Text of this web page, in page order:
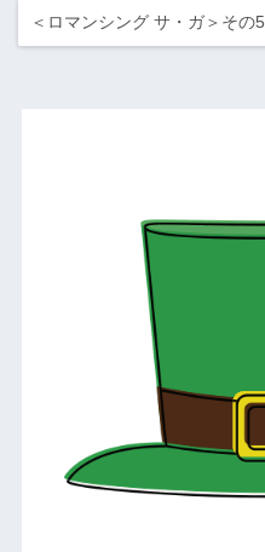
＜ロマンシング サ・ガ＞その5